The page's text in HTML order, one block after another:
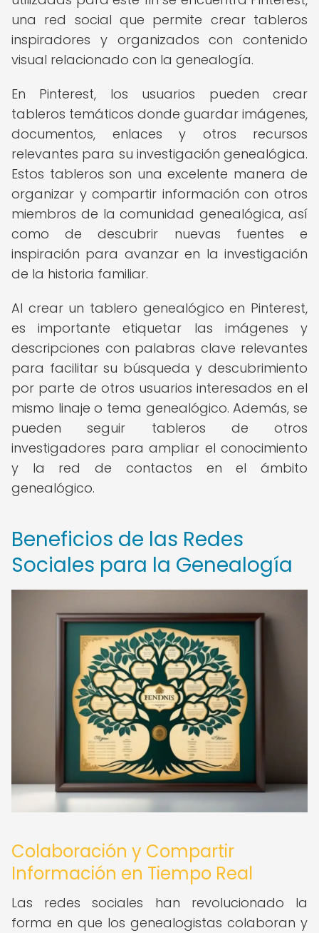
una red social que permite crear tableros
inspiradores y organizados con contenido
visual relacionado con la genealogía.
En Pinterest, los usuarios pueden crear
tableros temáticos donde guardar imágenes,
documentos, enlaces y otros recursos
relevantes para su investigación genealógica.
Estos tableros son una excelente manera de
organizar y compartir información con otros
miembros de la comunidad genealógica, así
como de descubrir nuevas fuentes e
inspiración para avanzar en la investigación
de la historia familiar.
Al crear un tablero genealógico en Pinterest,
es importante etiquetar las imágenes y
descripciones con palabras clave relevantes
para facilitar su búsqueda y descubrimiento
por parte de otros usuarios interesados en el
mismo linaje o tema genealógico. Además, se
pueden seguir tableros de otros
investigadores para ampliar el conocimiento
y la red de contactos en el ámbito
genealógico.
Beneficios de las Redes
Sociales para la Genealogía
Colaboración y Compartir
Información en Tiempo Real
Las redes sociales han revolucionado la
forma en que los genealogistas colaboran y